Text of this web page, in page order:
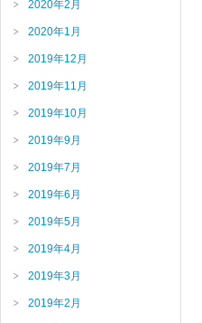
2020年2月
2020年1月
2019年12月
2019年11月
2019年10月
2019年9月
2019年7月
2019年6月
2019年5月
2019年4月
2019年3月
2019年2月